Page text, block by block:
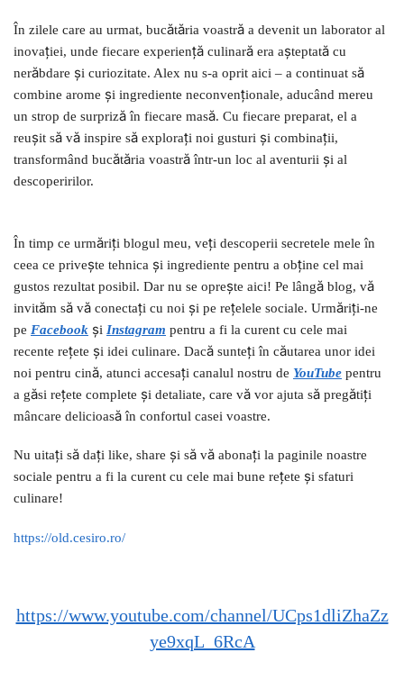
În zilele care au urmat, bucătăria voastră a devenit un laborator al
inovației, unde fiecare experiență culinară era așteptată cu
nerăbdare și curiozitate. Alex nu s-a oprit aici – a continuat să
combine arome și ingrediente neconvenționale, aducând mereu
un strop de surpriză în fiecare masă. Cu fiecare preparat, el a
reușit să vă inspire să explorați noi gusturi și combinații,
transformând bucătăria voastră într-un loc al aventurii și al
descoperirilor.
În timp ce urmăriți blogul meu, veți descoperii secretele mele în
ceea ce privește tehnica și ingrediente pentru a obține cel mai
gustos rezultat posibil. Dar nu se oprește aici! Pe lângă blog, vă
invităm să vă conectați cu noi și pe rețelele sociale. Urmăriți-ne
pe Facebook și Instagram pentru a fi la curent cu cele mai
recente rețete și idei culinare. Dacă sunteți în căutarea unor idei
noi pentru cină, atunci accesați canalul nostru de YouTube pentru
a găsi rețete complete și detaliate, care vă vor ajuta să pregătiți
mâncare delicioasă în confortul casei voastre.
Nu uitați să dați like, share și să vă abonați la paginile noastre
sociale pentru a fi la curent cu cele mai bune rețete și sfaturi
culinare!
https://old.cesiro.ro/
https://www.youtube.com/channel/UCps1dliZhaZz
ye9xqL_6RcA